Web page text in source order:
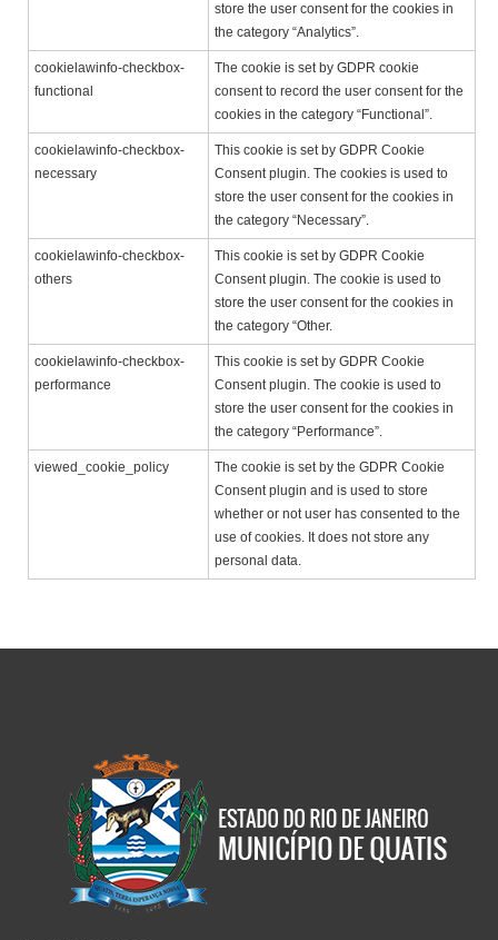
store the user consent for the cookies in
the category “Analytics”.
cookielawinfo-checkbox-
functional
The cookie is set by GDPR cookie
consent to record the user consent for the
cookies in the category “Functional”.
cookielawinfo-checkbox-
necessary
This cookie is set by GDPR Cookie
Consent plugin. The cookies is used to
store the user consent for the cookies in
the category “Necessary”.
cookielawinfo-checkbox-
others
This cookie is set by GDPR Cookie
Consent plugin. The cookie is used to
store the user consent for the cookies in
the category “Other.
cookielawinfo-checkbox-
performance
This cookie is set by GDPR Cookie
Consent plugin. The cookie is used to
store the user consent for the cookies in
the category “Performance”.
viewed_cookie_policy
The cookie is set by the GDPR Cookie
Consent plugin and is used to store
whether or not user has consented to the
use of cookies. It does not store any
personal data.